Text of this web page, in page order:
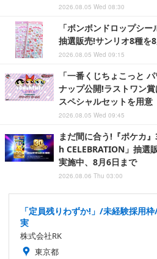
2026.08.05 Wed 08:30
「ボンボンドロップシ
抽選販売!サンリオ8種を
2026.08.05 Wed 09:15
「一番くじちょこっと
ナップ公開!ラストワン
スペシャルセットを用意
2026.08.05 Wed 09:45
まだ間に合う!『ポケカ
h CELEBRATION」抽選
実施中、8月6日まで
2026.08.06 Thu 03:00
「定員残りわずか!」/未経験採用
実
株式会社RK
東京都